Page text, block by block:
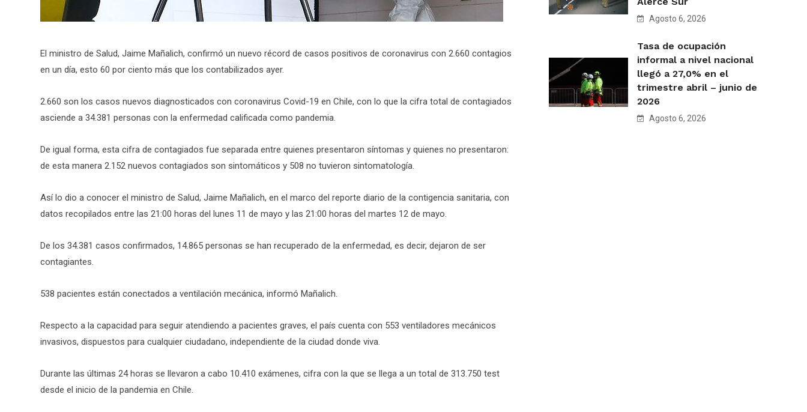
El ministro de Salud, Jaime Mañalich, confirmó un nuevo récord de casos positivos de coronavirus con 2.660 contagios
en un día, esto 60 por ciento más que los contabilizados ayer.
2.660 son los casos nuevos diagnosticados con coronavirus Covid-19 en Chile, con lo que la cifra total de contagiados
asciende a 34.381 personas con la enfermedad calificada como pandemia.
De igual forma, esta cifra de contagiados fue separada entre quienes presentaron síntomas y quienes no presentaron:
de esta manera 2.152 nuevos contagiados son sintomáticos y 508 no tuvieron sintomatología.
Así lo dio a conocer el ministro de Salud, Jaime Mañalich, en el marco del reporte diario de la contigencia sanitaria, con
datos recopilados entre las 21:00 horas del lunes 11 de mayo y las 21:00 horas del martes 12 de mayo.
De los 34.381 casos confirmados, 14.865 personas se han recuperado de la enfermedad, es decir, dejaron de ser
contagiantes.
538 pacientes están conectados a ventilación mecánica, informó Mañalich.
Respecto a la capacidad para seguir atendiendo a pacientes graves, el país cuenta con 553 ventiladores mecánicos
invasivos, dispuestos para cualquier ciudadano, independiente de la ciudad donde viva.
Durante las últimas 24 horas se llevaron a cabo 10.410 exámenes, cifra con la que se llega a un total de 313.750 test
desde el inicio de la pandemia en Chile.
Agosto 6, 2026
Tasa de ocupación
informal a nivel nacional
llegó a 27,0% en el
trimestre abril – junio de
2026
Agosto 6, 2026